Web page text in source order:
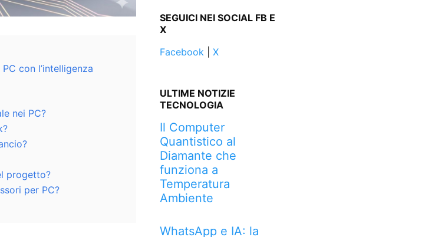
con l’intelligenza
nei PC?
progetto?
per PC?
SEGUICI NEI SOCIAL FB E
X
Facebook| X
ULTIME NOTIZIE
TECNOLOGIA
Il Computer
Quantistico al
Diamante che
funziona a
Temperatura
Ambiente
WhatsApp e IA: la